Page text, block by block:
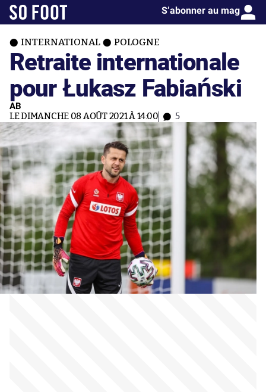
S’abonner au mag
INTERNATIONAL POLOGNE
Retraite internationale
pour Łukasz Fabiański
AB
LE DIMANCHE 08 AOÛT 2021 À 14:00 5